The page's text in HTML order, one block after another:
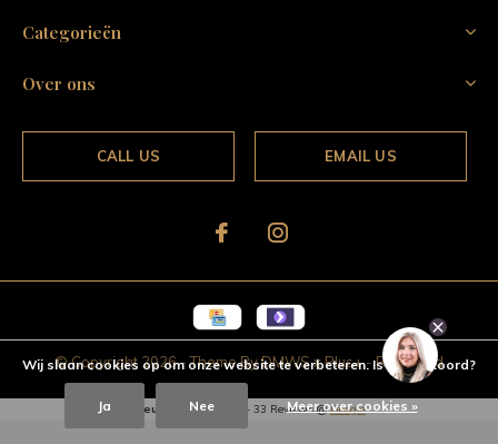
Categorieën
Over ons
CALL US EMAIL US
© Copyright 2026- Theme ByDMWSxPlus+-RSS-feed
Kleur & Geur4.4 - 33 Reviews @Google
Wij slaan cookies op om onze website te verbeteren. Is dat akkoord?
Ja Nee Meer over cookies »